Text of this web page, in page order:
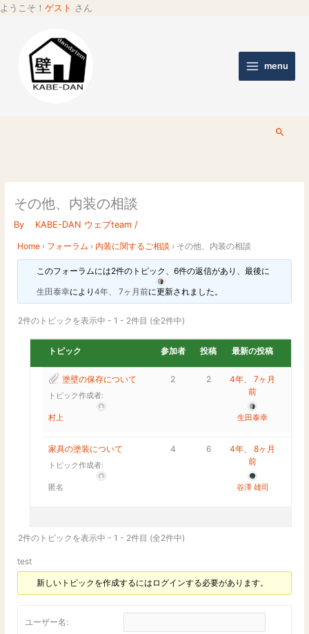
ようこそ！ ゲスト さん
menu
検
その他、内装の相談
By KABE-DAN ウェブteam /
Home › フォーラム › 内装に関するご相談 › その他、内装の相談
このフォーラムには2件のトピック、6件の返信があり、最後に
生田泰幸により 4年、 7ヶ月前に更新されました。
2件のトピックを表示中 - 1 - 2件目 (全2件中)
トピック 参加者 投稿 最新の投稿
塗壁の保存について
トピック作成者:
村上
2 2
4年、 7ヶ月
前
生田泰幸
家具の塗装について
トピック作成者:
匿名
4 6
4年、 8ヶ月
前
谷澤 雄司
2件のトピックを表示中 - 1 - 2件目 (全2件中)
test
新しいトピックを作成するにはログインする必要があります。
ユーザー名: